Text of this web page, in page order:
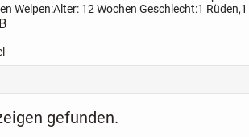
Welpen:Alter: 12 Wochen Geschlecht:1
freundlich,nicht haarend
gefunden.